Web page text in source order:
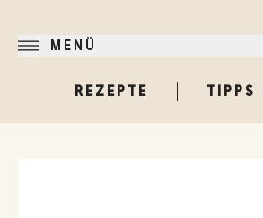
MENÜ
REZEPTE TIPPS